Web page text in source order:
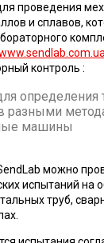
проведения
и сплавов,
контроль :
определения
разными
машины
можно
испытаний на
труб,